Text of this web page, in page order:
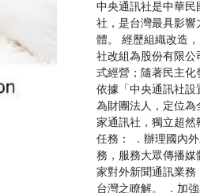
中央通訊社是中華民
社，是台灣最具影響
體。 經歷組織改造
社改組為股份有限公
式經營；隨著民主
依據「中央通訊社設
為財團法人，定位為
家通訊社，獨立超然
任務： ．辦理國內
務，服務大眾傳播媒
家對外新聞通訊業務
台灣之瞭解。 ．加